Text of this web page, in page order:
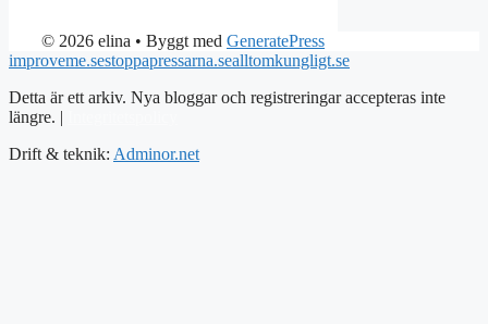
© 2026 elina • Byggt med GeneratePress
improveme.sestoppapressarna.sealltomkungligt.se
Detta är ett arkiv. Nya bloggar och registreringar accepteras inte
längre. |
Drift & teknik: Adminor.net